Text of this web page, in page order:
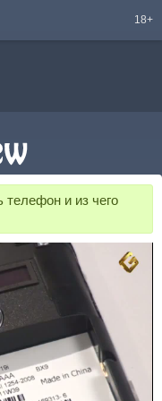
18+
телефон и из чего